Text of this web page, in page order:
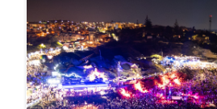
Notícias
Contactos